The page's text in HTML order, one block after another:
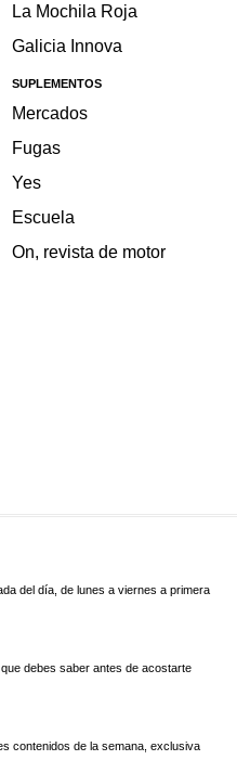
La Mochila Roja
Galicia Innova
SUPLEMENTOS
Mercados
Fugas
Yes
Escuela
On, revista de motor
del día, de lunes a viernes a primera
debes saber antes de acostarte
contenidos de la semana, exclusiva